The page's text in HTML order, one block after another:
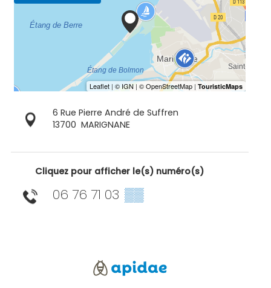
6 Rue Pierre André de Suffren
13700 MARIGNANE
Cliquez pour afficher le(s) numéro(s)
06 76 71 03 ▒▒